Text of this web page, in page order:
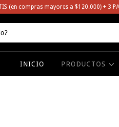
(en compras mayores a $120.000) + 3
INICIO PRODUCTOS